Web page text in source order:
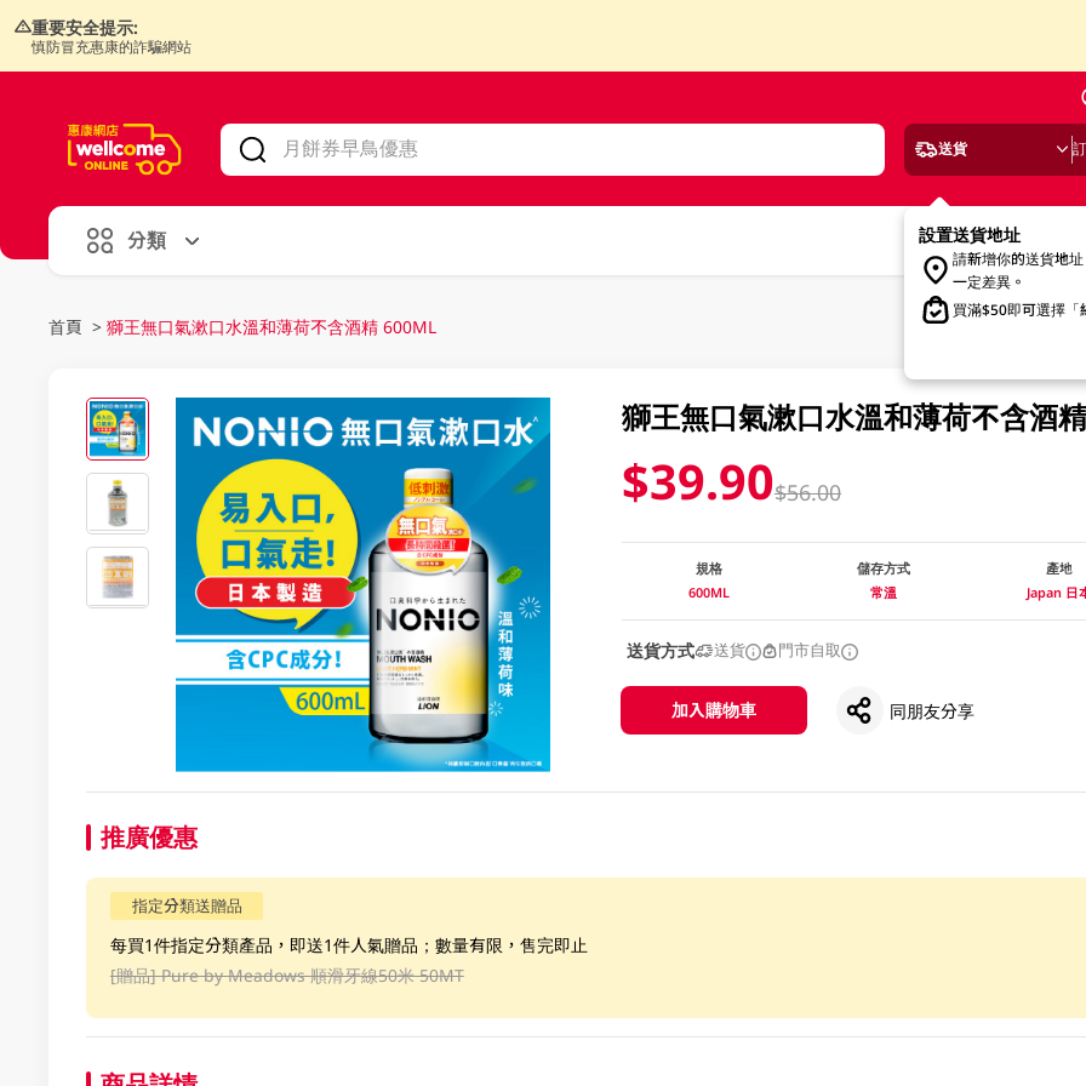
重要安全提示:
慎防冒充惠康的詐騙網站
送貨
設置送貨地址
請新增你的送貨地
一定差異。
買滿$50即可選擇「
分類
首頁 > 獅王無口氣漱口水溫和薄荷不含酒精 600ML
獅王無口氣漱口水溫和薄荷不含酒
$39.90$56.00
規格
600ML
儲存方式
常溫
產地
Japan 日
送貨方式 送貨 門市自取
加入購物車 同朋友分享
推廣優惠
指定分類送贈品
每買1件指定分類產品，即送1件人氣贈品；數量有限，售完即止
[贈品] Pure by Meadows 順滑牙線50米 50MT